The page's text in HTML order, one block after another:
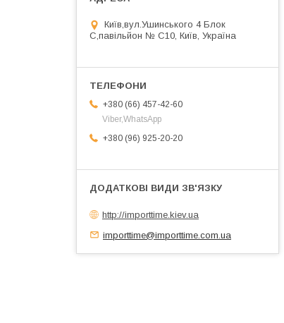
Київ,вул.Ушинського 4 Блок
С,павільйон № С10, Київ, Україна
+380 (66) 457-42-60
Viber,WhatsApp
+380 (96) 925-20-20
http://importtime.kiev.ua
importtime@importtime.com.ua